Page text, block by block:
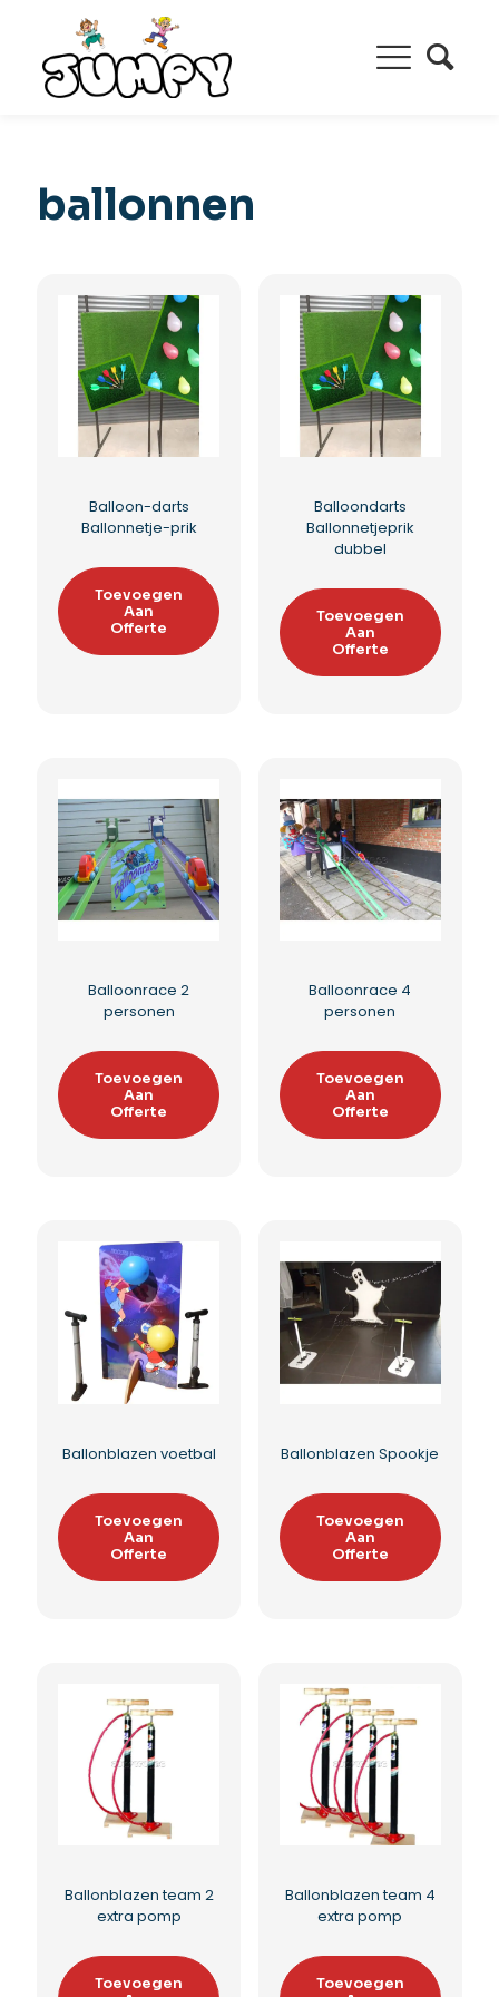
ballonnen
Balloon-darts
Ballonnetje-prik
Toevoegen
Aan
Offerte
Balloondarts
Ballonnetjeprik
dubbel
Toevoegen
Aan
Offerte
Balloonrace 2
personen
Toevoegen
Aan
Offerte
Balloonrace 4
personen
Toevoegen
Aan
Offerte
Ballonblazen voetbal
Toevoegen
Aan
Offerte
Ballonblazen Spookje
Toevoegen
Aan
Offerte
Ballonblazen team 2
extra pomp
Toevoegen
Ballonblazen team 4
extra pomp
Toevoegen